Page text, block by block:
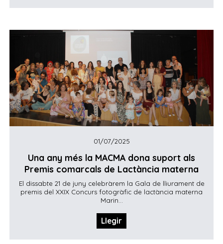
01/07/2025
Una any més la MACMA dona suport als
Premis comarcals de Lactància materna
El dissabte 21 de juny celebràrem la Gala de lliurament de
premis del XXIX Concurs fotogràfic de lactància materna
Marin...
Llegir